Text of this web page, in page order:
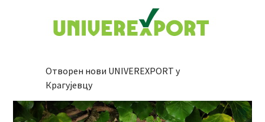
Отворен нови UNIVEREXPORT у
Крагујевцу